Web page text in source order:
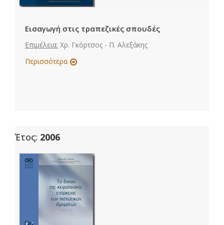
Εισαγωγή στις τραπεζικές σπουδές
Επιμέλεια: Χρ. Γκόρτσος - Π. Αλεξάκης
Περισσότερα
Έτος: 2006